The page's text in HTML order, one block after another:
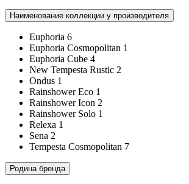
Наименование коллекции у производителя
Euphoria 6
Euphoria Cosmopolitan 1
Euphoria Cube 4
New Tempesta Rustic 2
Ondus 1
Rainshower Eco 1
Rainshower Icon 2
Rainshower Solo 1
Relexa 1
Sena 2
Tempesta Cosmopolitan 7
Родина бренда